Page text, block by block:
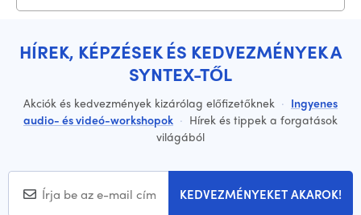
HÍREK, KÉPZÉSEK ÉS KEDVEZMÉNYEK A
SYNTEX-TŐL
Akciók és kedvezmények kizárólag előfizetőknek · Ingyenes
audio- és videó-workshopok · Hírek és tippek a forgatások
világából
KEDVEZMÉNYEKET AKAROK!